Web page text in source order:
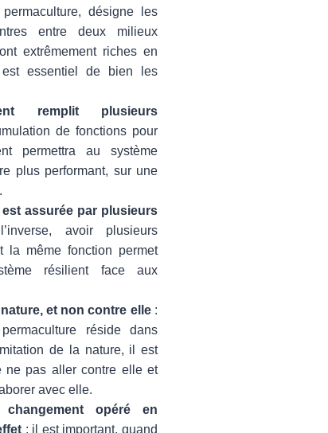
désigne les
entre deux milieux
extrêmement riches en
essentiel de bien les
remplit plusieurs
de fonctions pour
permettra au système
plus performant, sur une
assurée par plusieurs
avoir plusieurs
la même fonction permet
résilient face aux
et non contre elle:
réside dans
de la nature, il est
ne pas aller contre elle et
avec elle.
changement opéré en
: il est important, quand